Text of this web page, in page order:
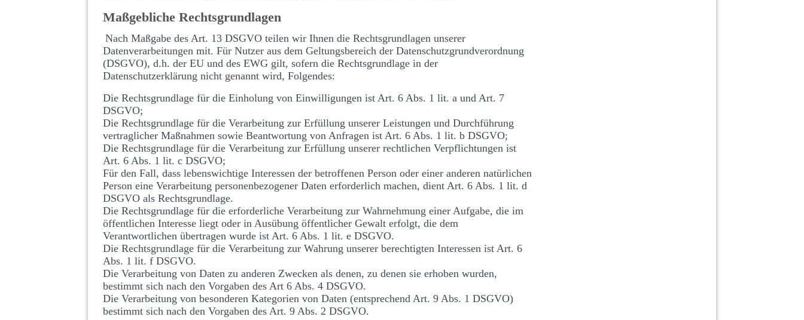
Maßgebliche Rechtsgrundlagen
Nach Maßgabe des Art. 13 DSGVO teilen wir Ihnen die Rechtsgrundlagen unserer
Datenverarbeitungen mit. Für Nutzer aus dem Geltungsbereich der Datenschutzgrundverordnung
(DSGVO), d.h. der EU und des EWG gilt, sofern die Rechtsgrundlage in der
Datenschutzerklärung nicht genannt wird, Folgendes:
Die Rechtsgrundlage für die Einholung von Einwilligungen ist Art. 6 Abs. 1 lit. a und Art. 7
DSGVO;
Die Rechtsgrundlage für die Verarbeitung zur Erfüllung unserer Leistungen und Durchführung
vertraglicher Maßnahmen sowie Beantwortung von Anfragen ist Art. 6 Abs. 1 lit. b DSGVO;
Die Rechtsgrundlage für die Verarbeitung zur Erfüllung unserer rechtlichen Verpflichtungen ist
Art. 6 Abs. 1 lit. c DSGVO;
Für den Fall, dass lebenswichtige Interessen der betroffenen Person oder einer anderen natürlichen
Person eine Verarbeitung personenbezogener Daten erforderlich machen, dient Art. 6 Abs. 1 lit. d
DSGVO als Rechtsgrundlage.
Die Rechtsgrundlage für die erforderliche Verarbeitung zur Wahrnehmung einer Aufgabe, die im
öffentlichen Interesse liegt oder in Ausübung öffentlicher Gewalt erfolgt, die dem
Verantwortlichen übertragen wurde ist Art. 6 Abs. 1 lit. e DSGVO.
Die Rechtsgrundlage für die Verarbeitung zur Wahrung unserer berechtigten Interessen ist Art. 6
Abs. 1 lit. f DSGVO.
Die Verarbeitung von Daten zu anderen Zwecken als denen, zu denen sie erhoben wurden,
bestimmt sich nach den Vorgaben des Art 6 Abs. 4 DSGVO.
Die Verarbeitung von besonderen Kategorien von Daten (entsprechend Art. 9 Abs. 1 DSGVO)
bestimmt sich nach den Vorgaben des Art. 9 Abs. 2 DSGVO.